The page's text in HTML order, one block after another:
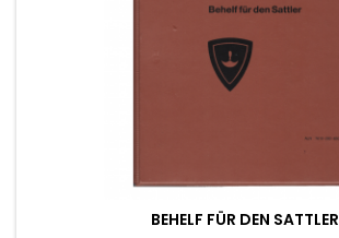
BEHELF FÜR DEN SATTLER